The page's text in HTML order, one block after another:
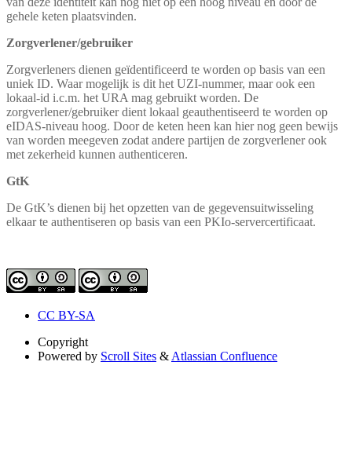
gehele keten plaatsvinden.
Zorgverlener/gebruiker
Zorgverleners dienen geïdentificeerd te worden op basis van een
uniek ID. Waar mogelijk is dit het UZI-nummer, maar ook een
lokaal-id i.c.m. het URA mag gebruikt worden. De
zorgverlener/gebruiker dient lokaal geauthentiseerd te worden op
eIDAS-niveau hoog. Door de keten heen kan hier nog geen bewijs
van worden meegeven zodat andere partijen de zorgverlener ook
met zekerheid kunnen authenticeren.
GtK
De GtK’s dienen bij het opzetten van de gegevensuitwisseling
elkaar te authentiseren op basis van een PKIo-servercertificaat.
CC BY-SA
Copyright
Powered by Scroll Sites & Atlassian Confluence